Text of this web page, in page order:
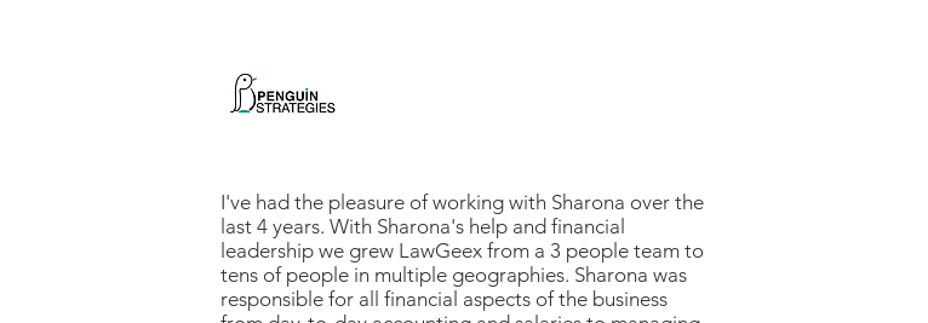
I've had the pleasure of working with Sharona over the
last 4 years. With Sharona's help and financial
leadership we grew LawGeex from a 3 people team to
tens of people in multiple geographies. Sharona was
responsible for all financial aspects of the business